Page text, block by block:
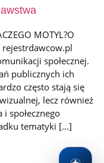
MOTYL?O
społecznej.
publicznych ich
często stają się
lecz również
społecznego
tematyki […]